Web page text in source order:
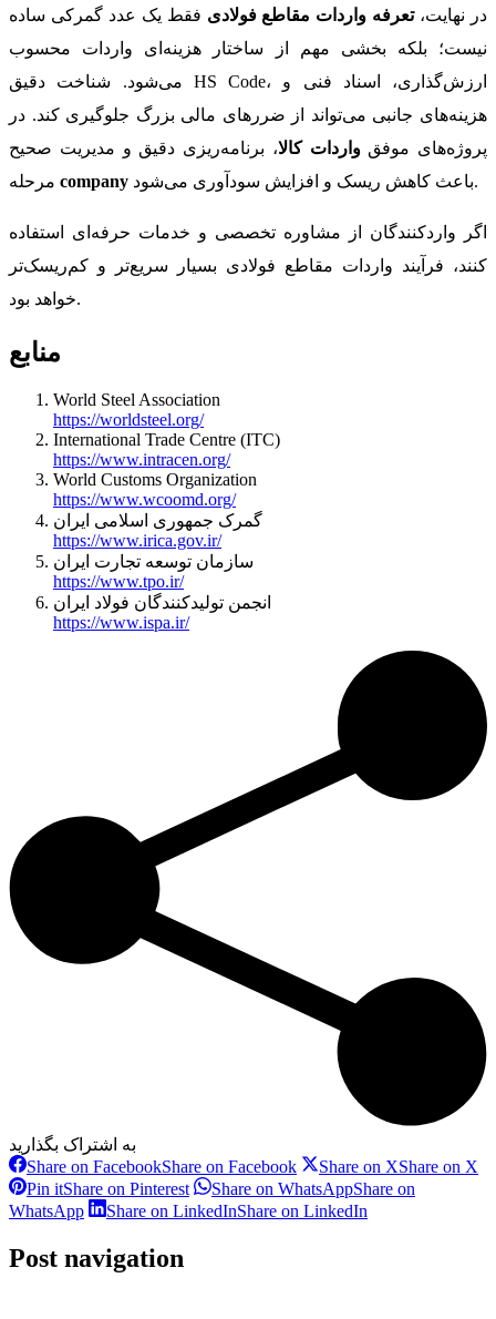
در نهایت،تعرفه واردات مقاطع فولادی فقط یک عدد گمرکی ساده
نیست؛ بلکه بخشی مهم از ساختار هزینه‌ای واردات محسوب
می‌شود. شناخت دقیق HS Code، ارزش‌گذاری، اسناد فنی و
هزینه‌های جانبی می‌تواند از ضررهای مالی بزرگ جلوگیری کند. در
پروژه‌های موفقواردات کالا، برنامه‌ریزی دقیق و مدیریت صحیح
company باعث کاهش ریسک و افزایش سودآوری می‌شود.
اگر واردکنندگان از مشاوره تخصصی و خدمات حرفه‌ای استفاده
کنند، فرآیند واردات مقاطع فولادی بسیار سریع‌تر و کم‌ریسک‌تر
خواهد بود.
منابع
World Steel Association
https://worldsteel.org/
International Trade Centre (ITC)
https://www.intracen.org/
World Customs Organization
https://www.wcoomd.org/
گمرک جمهوری اسلامی ایران
https://www.irica.gov.ir/
سازمان توسعه تجارت ایران
https://www.tpo.ir/
انجمن تولیدکنندگان فولاد ایران
https://www.ispa.ir/
به اشتراک بگذارید
Share on FacebookShare on Facebook Share on XShare on X
Pin itShare on Pinterest Share on WhatsAppShare on
WhatsApp
Share on LinkedInShare on LinkedIn
Post navigation